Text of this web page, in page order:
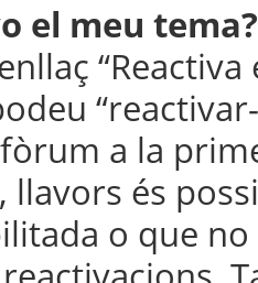
el meu tema?
a la
llavors és
o que